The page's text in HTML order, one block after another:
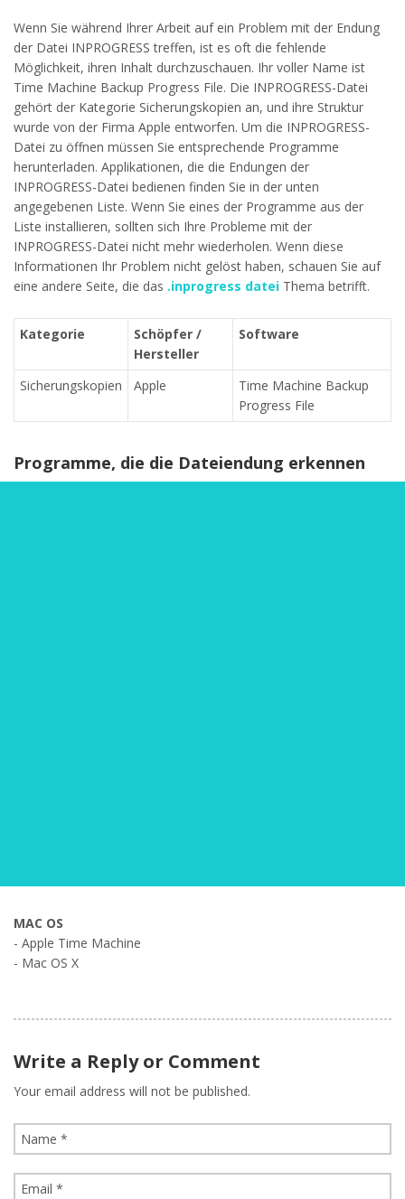
Wenn Sie während Ihrer Arbeit auf ein Problem mit der Endung
der Datei INPROGRESS treffen, ist es oft die fehlende
Möglichkeit, ihren Inhalt durchzuschauen. Ihr voller Name ist
Time Machine Backup Progress File. Die INPROGRESS-Datei
gehört der Kategorie Sicherungskopien an, und ihre Struktur
wurde von der Firma Apple entworfen. Um die INPROGRESS-
Datei zu öffnen müssen Sie entsprechende Programme
herunterladen. Applikationen, die die Endungen der
INPROGRESS-Datei bedienen finden Sie in der unten
angegebenen Liste. Wenn Sie eines der Programme aus der
Liste installieren, sollten sich Ihre Probleme mit der
INPROGRESS-Datei nicht mehr wiederholen. Wenn diese
Informationen Ihr Problem nicht gelöst haben, schauen Sie auf
eine andere Seite, die das .inprogress datei Thema betrifft.
Kategorie
Schöpfer /
Hersteller
Software
Sicherungskopien Apple
Time Machine Backup
Progress File
Programme, die die Dateiendung erkennen
MAC OS
- Apple Time Machine
- Mac OS X
Write a Reply or Comment
Your email address will not be published.